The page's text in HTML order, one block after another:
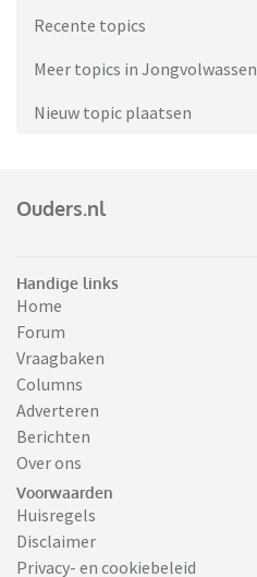
Recente topics
Meer topics in Jongvolwassen
Nieuw topic plaatsen
Ouders.nl
Handige links
Home
Forum
Vraagbaken
Columns
Adverteren
Berichten
Over ons
Voorwaarden
Huisregels
Disclaimer
Privacy- en cookiebeleid